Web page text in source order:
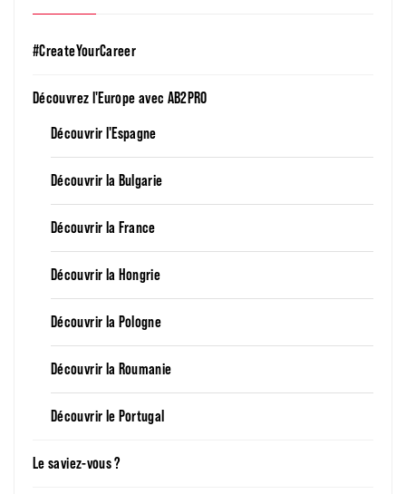
#CreateYourCareer
Découvrez l'Europe avec AB2PRO
Découvrir l'Espagne
Découvrir la Bulgarie
Découvrir la France
Découvrir la Hongrie
Découvrir la Pologne
Découvrir la Roumanie
Découvrir le Portugal
Le saviez-vous ?